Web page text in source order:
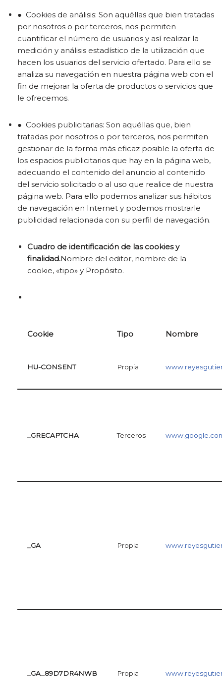
● Cookies de análisis: Son aquéllas que bien tratadas
por nosotros o por terceros, nos permiten
cuantificar el número de usuarios y así realizar la
medición y análisis estadístico de la utilización que
hacen los usuarios del servicio ofertado. Para ello se
analiza su navegación en nuestra página web con el
fin de mejorar la oferta de productos o servicios que
le ofrecemos.
● Cookies publicitarias: Son aquéllas que, bien
tratadas por nosotros o por terceros, nos permiten
gestionar de la forma más eficaz posible la oferta de
los espacios publicitarios que hay en la página web,
adecuando el contenido del anuncio al contenido
del servicio solicitado o al uso que realice de nuestra
página web. Para ello podemos analizar sus hábitos
de navegación en Internet y podemos mostrarle
publicidad relacionada con su perfil de navegación.
Cuadro de identificación de las cookies y
finalidad.Nombre del editor, nombre de la
cookie, «tipo» y Propósito.
Cookie Tipo Nombre
HU-CONSENT Propia
_GRECAPTCHA Terceros
_GA Propia
_GA_89D7DR4NWB Propia